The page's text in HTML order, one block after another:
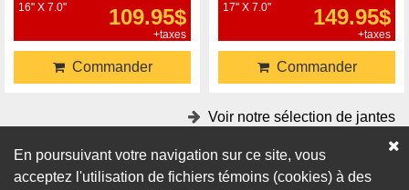
16" X 7.0"
109.95$
+taxes
Commander
17" X 7.0"
149.95$
+taxes
Commander
Voir notre sélection de jantes
Accessoires
En poursuivant votre navigation sur ce site, vous
acceptez l'utilisation de fichiers témoins (cookies) à des